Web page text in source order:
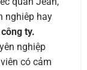
nghiêp hay
ty.
nghiệp
có cảm